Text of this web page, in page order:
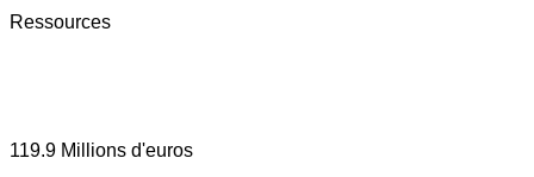
Ressources
119.9 Millions d'euros